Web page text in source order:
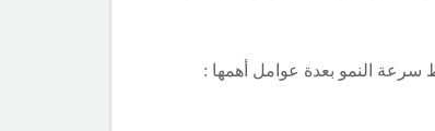
سرعة النمو بعدة عوامل أهمها :